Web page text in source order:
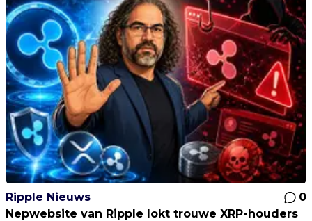
Ripple Nieuws
0
Nepwebsite van Ripple lokt trouwe XRP-houders